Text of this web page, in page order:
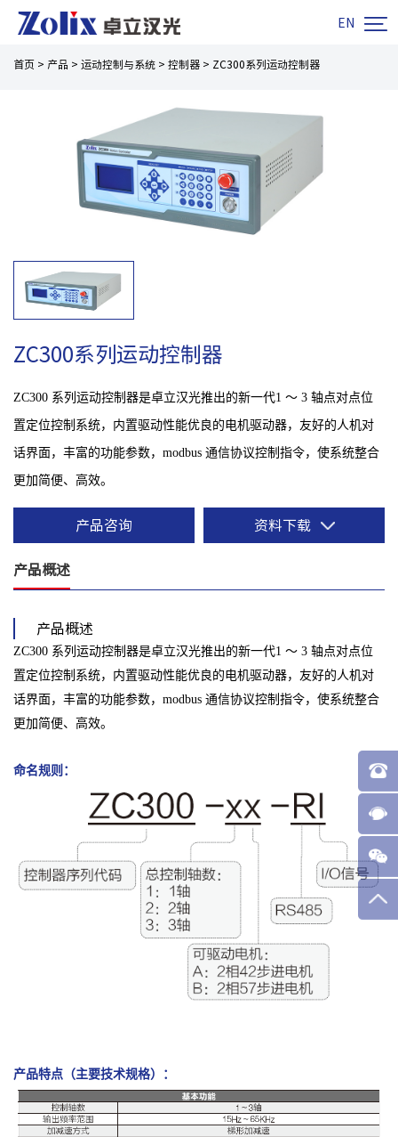
EN 
首页 > 产品 > 运动控制与系统 > 控制器 > ZC300系列运动控制器
ZC300系列运动控制器
ZC300 系列运动控制器是卓立汉光推出的新一代1 ～ 3 轴点对点位
置定位控制系统，内置驱动性能优良的电机驱动器，友好的人机对
话界面，丰富的功能参数，modbus 通信协议控制指令，使系统整合
更加简便、高效。
产品咨询 资料下载
产品概述
产品概述
ZC300 系列运动控制器是卓立汉光推出的新一代1 ～ 3 轴点对点位
置定位控制系统，内置驱动性能优良的电机驱动器，友好的人机对
话界面，丰富的功能参数，modbus 通信协议控制指令，使系统整合
更加简便、高效。
命名规则：
产品特点（主要技术规格）：